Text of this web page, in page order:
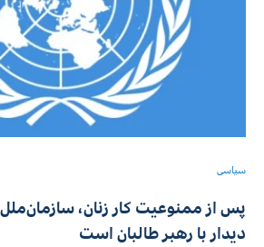
سیاسی
پس از ممنوعیت کار زنان، سازمان‌ملل
دیدار با رهبر طالبان است